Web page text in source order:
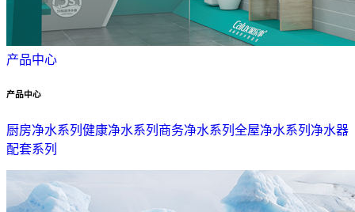
产品中心
产品中心
厨房净水系列 健康净水系列 商务净水系列 全屋净水系列 净水器
配套系列